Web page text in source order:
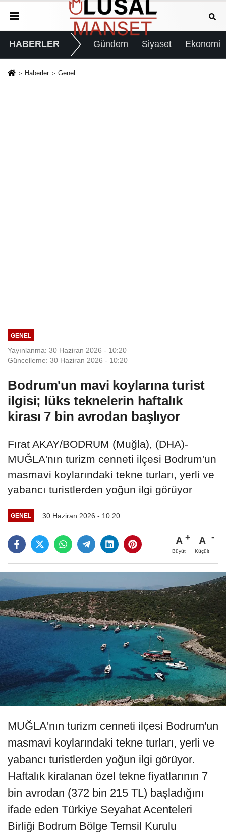
HABERLER Gündem Siyaset Ekonomi
Haberler Genel
GENEL
Yayınlanma: 30 Haziran 2026 - 10:20
Güncelleme: 30 Haziran 2026 - 10:20
Bodrum'un mavi koylarına turist
ilgisi; lüks teknelerin haftalık
kirası 7 bin avrodan başlıyor
Fırat AKAY/BODRUM (Muğla), (DHA)-
MUĞLA'nın turizm cenneti ilçesi Bodrum'un
masmavi koylarındaki tekne turları, yerli ve
yabancı turistlerden yoğun ilgi görüyor
GENEL 30 Haziran 2026 - 10:20
A
Büyüt
A
Küçült
MUĞLA'nın turizm cenneti ilçesi Bodrum'un
masmavi koylarındaki tekne turları, yerli ve
yabancı turistlerden yoğun ilgi görüyor.
Haftalık kiralanan özel tekne fiyatlarının 7
bin avrodan (372 bin 215 TL) başladığını
ifade eden Türkiye Seyahat Acenteleri
Birliği Bodrum Bölge Temsil Kurulu